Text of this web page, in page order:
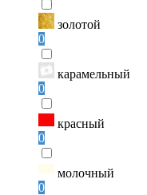
золотой
0
карамельный
0
красный
0
молочный
0